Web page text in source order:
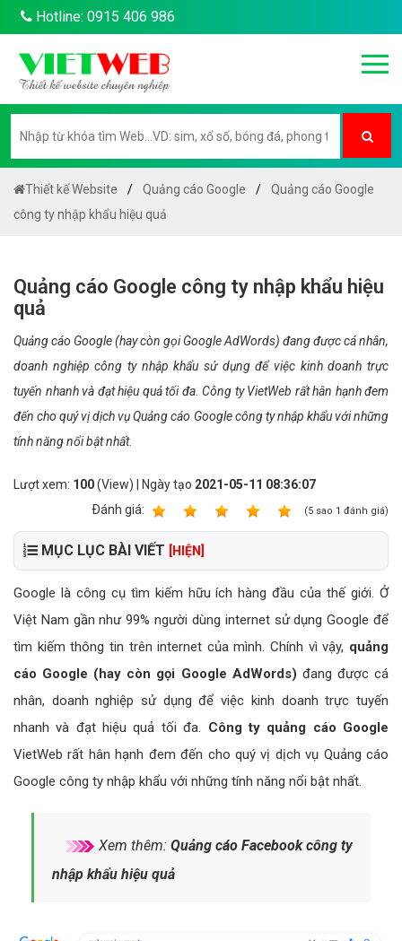
Hotline: 0915 406 986
Thiết kế Website Quảng cáo Google
Quảng cáo Google
công ty nhập khẩu hiệu quả
Quảng cáo Google công ty nhập khẩu hiệu
quả
Quảng cáo Google (hay còn gọi Google AdWords) đang được cá nhân,
doanh nghiệp công ty nhập khẩu sử dụng để việc kinh doanh trực
tuyến nhanh và đạt hiệu quả tối đa. Công ty VietWeb rất hân hạnh đem
đến cho quý vị dịch vụ Quảng cáo Google công ty nhập khẩu với những
tính năng nổi bật nhất.
Lượt xem: 100(View) | Ngày tạo 2021-05-11 08:36:07
Ðánh giá:
(5 sao 1 đánh giá)
MỤC LỤC BÀI VIẾT [HIỆN]
Google là công cụ tìm kiếm hữu ích hàng đầu của thế giới. Ở
Việt Nam gần như 99% người dùng internet sử dụng Google để
tìm kiếm thông tin trên internet của mình. Chính vì vậy, quảng
cáo Google (hay còn gọi Google AdWords) đang được cá
nhân, doanh nghiệp sử dụng để việc kinh doanh trực tuyến
nhanh và đạt hiệu quả tối đa. Công ty quảng cáo Google
VietWeb rất hân hạnh đem đến cho quý vị dịch vụ Quảng cáo
Google công ty nhập khẩu với những tính năng nổi bật nhất.
Xem thêm: Quảng cáo Facebook công ty
nhập khẩu hiệu quả